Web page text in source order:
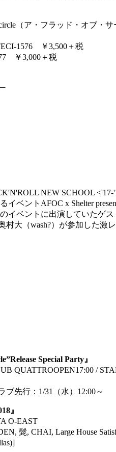
（ア・フラッド・オブ・サ
1576 ￥3,500＋税
￥3,000＋税
NEW SCHOOL
イベントAFOC x Shelter
イベントに出演していたゲ
村大（wash?）が参加した激
Special Party』
QUATTROOPEN17:00 /
ブ先行：1/31（水）12:00～
』
O-EAST
髭, CHAI, Large House